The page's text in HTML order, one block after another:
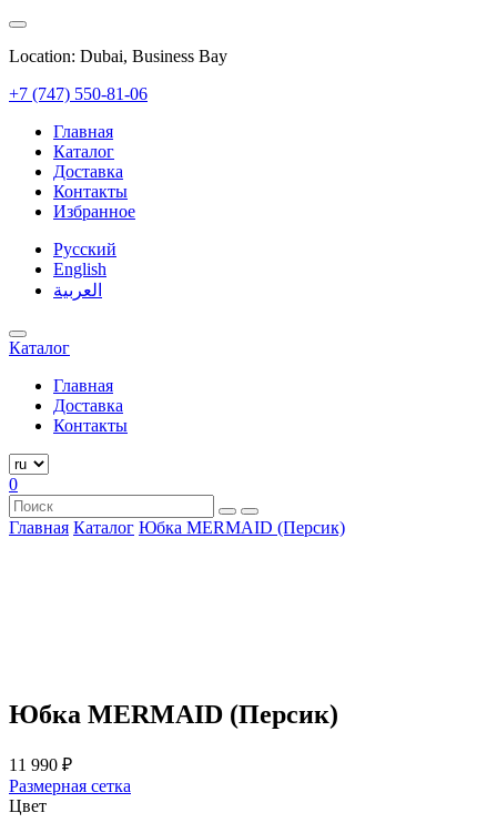
Location: Dubai, Business Bay
+7 (747) 550-81-06
Главная
Каталог
Доставка
Контакты
Избранное
Русский
English
العربية
Каталог
Главная
Доставка
Контакты
0
Главная Каталог Юбка MERMAID (Персик)
Юбка MERMAID (Персик)
11 990 ₽
Размерная сетка
Цвет